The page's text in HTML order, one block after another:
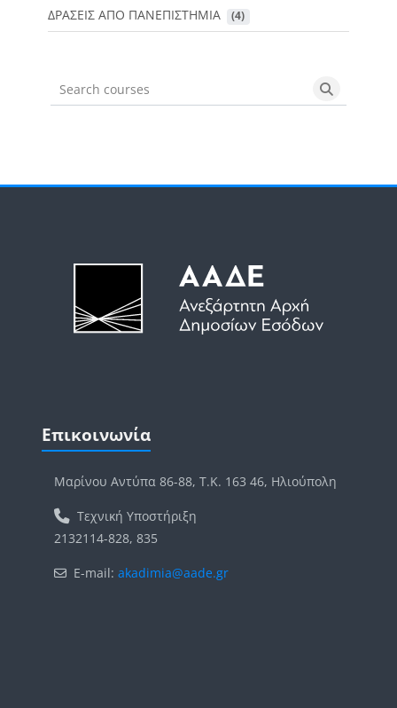
ΔΡΑΣΕΙΣ ΑΠΟ ΠΑΝΕΠΙΣΤΗΜΙΑ
(4)
Search courses Search
Μπλοκ
Επικοινωνία
Μαρίνου Αντύπα 86-88, Τ.Κ. 163 46, Ηλιούπολη
Τεχνική Υποστήριξη
2132114-828, 835
E-mail: akadimia@aade.gr